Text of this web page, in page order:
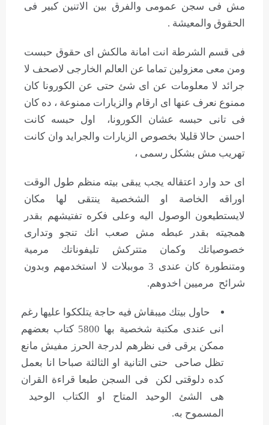
مش فى سجن عمومى والفرق بين الاتنين كبير فى
الحقوق والمعيشة .
فى قسم الشرطة انت امانة مالكش اى حقوق حبست
ومن معى معزولين تماما عن العالم الخارجى لاصحف لا
جرائد لا معلومات عن اى شئ حتى عن الكورونا كان
ممنوع نعرف عنها اى ارقام والزيارات ممنوعة ، ده كان
فى تانى حبسه عشان الكورونا، اول حبسه كانت
احسن حالا قليلا بخصوص الزيارات والجرايد وان كانت
تهريب مش بشكل رسمى ،
اى حد وارد اعتقاله يجب يبقى بيته منظم طول الوقت
اوراقه الخاصة او الشخصية ينتقى لها مكان
لايستطيعون الوصول اليه وعلى فكره تفتيشهم بقدر
همجيته بقدر عبطه مش صعب انك تنجو وتدارى
خصوصياتك وكمان متتركش تليفوناتك مرمية
ومتنطورة كان عندى 3 موببلات لا استخدمهم وبدون
شرائح مرميين اخدوهم.
حاول بيتك ميبقاش فيه حاجة يتلككوا عليها رغم
انى عندى مكتبة شخصية بها 5800 كتاب بعضهم
ممكن يرقى فى نظرهم لدرجة الحرز مفيش مانع
تظل صاحى حتى التانية او الثالثة صباحا انا بعمل
كده دلوقتى لكن فى السجن طبعا قراءة القران
هى الشئ الوحيد المتاح او الكتاب الوحيد
المسموح به.